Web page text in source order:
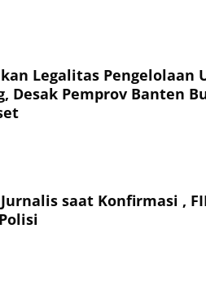
Legalitas Pengelolaan
Desak Pemprov Banten
saat Konfirmasi ,